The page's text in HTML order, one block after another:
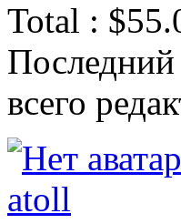
Total :
Последний
всего
atoll